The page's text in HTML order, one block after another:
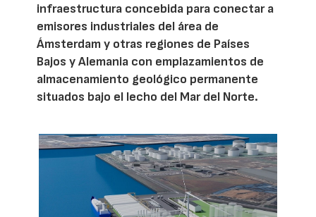
infraestructura concebida para conectar a
emisores industriales del área de
Ámsterdam y otras regiones de Países
Bajos y Alemania con emplazamientos de
almacenamiento geológico permanente
situados bajo el lecho del Mar del Norte.